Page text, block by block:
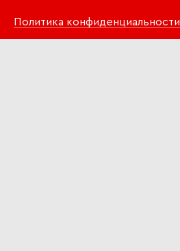
Политика конфиденциальности